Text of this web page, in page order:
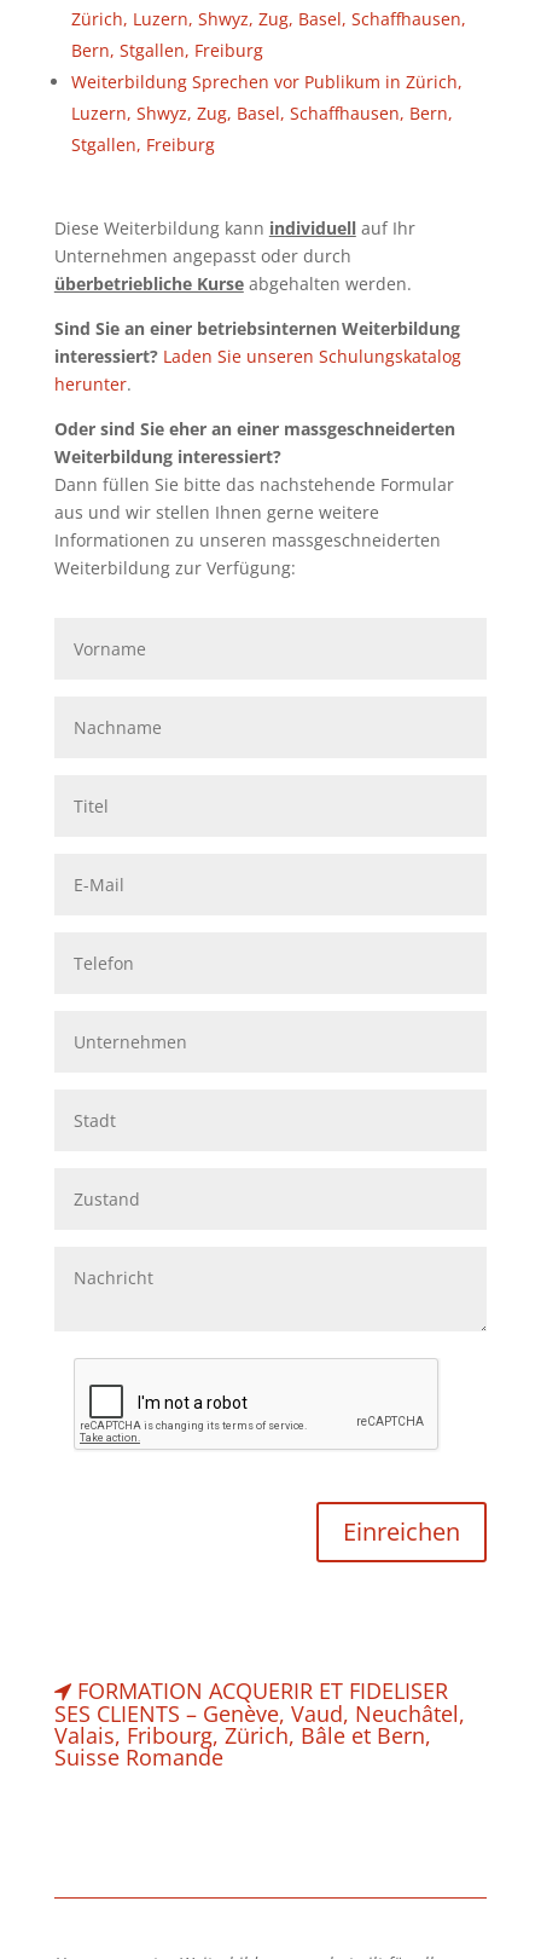
Zürich, Luzern, Shwyz, Zug, Basel, Schaffhausen,
Bern, Stgallen, Freiburg
Weiterbildung Sprechen vor Publikum in Zürich,
Luzern, Shwyz, Zug, Basel, Schaffhausen, Bern,
Stgallen, Freiburg
Diese Weiterbildung kann individuellauf Ihr
Unternehmen angepasst oder durch
überbetriebliche Kurseabgehalten werden.
Sind Sie an einer betriebsinternen Weiterbildung
interessiert? Laden Sie unseren Schulungskatalog
herunter.
Oder sind Sie eher an einer massgeschneiderten
Weiterbildung interessiert?
Dann füllen Sie bitte das nachstehende Formular
aus und wir stellen Ihnen gerne weitere
Informationen zu unseren massgeschneiderten
Weiterbildung zur Verfügung:
FORMATION ACQUERIR ET FIDELISER
SES CLIENTS – Genève, Vaud, Neuchâtel,
Valais, Fribourg, Zürich, Bâle et Bern,
Suisse Romande